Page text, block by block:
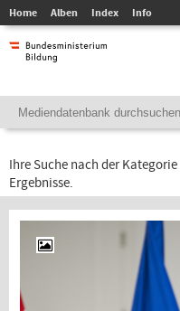
Home Alben Index Info
Ihre Suche nach der Kategorie
Ergebnisse.